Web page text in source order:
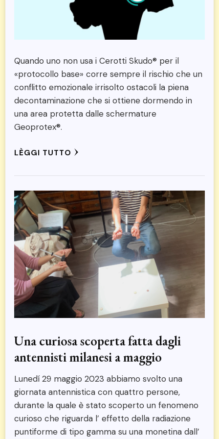
Quando uno non usa i Cerotti Skudo® per il
«protocollo base» corre sempre il rischio che un
conflitto emozionale irrisolto ostacoli la piena
decontaminazione che si ottiene dormendo in
una area protetta dalle schermature
Geoprotex®.
LÈGGI TUTTO
Una curiosa scoperta fatta dagli
antennisti milanesi a maggio
Lunedí 29 maggio 2023 abbiamo svolto una
giornata antennistica con quattro persone,
durante la quale è stato scoperto un fenomeno
curioso che riguarda l’ effetto della radiazione
puntiforme di tipo gamma su una monetina dall’